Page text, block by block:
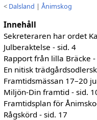
< Dalsland | Ånimskog
Innehåll
Sekreteraren har ordet
Julberaktelse - sid. 4
Rapport från lilla Bräcke -
En nitisk
Framtidsmässan 17–20
Miljön-Din framtid - sid.
Framtidsplan för
Rågskörd - sid. 17